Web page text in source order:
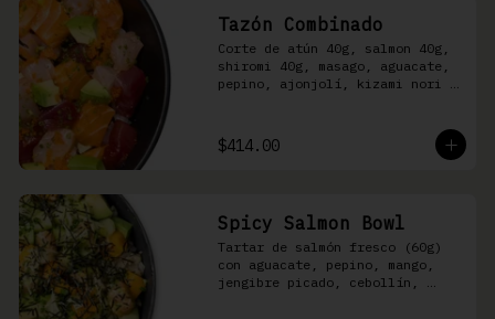
Tazón Combinado
Corte de atún 40g, salmon 40g,
shiromi 40g, masago, aguacate,
pepino, ajonjolí, kizami nori y
$414.00
Spicy Salmon Bowl
Tartar de salmón fresco (60g)
con aguacate, pepino, mango,
jengibre picado, cebollín,